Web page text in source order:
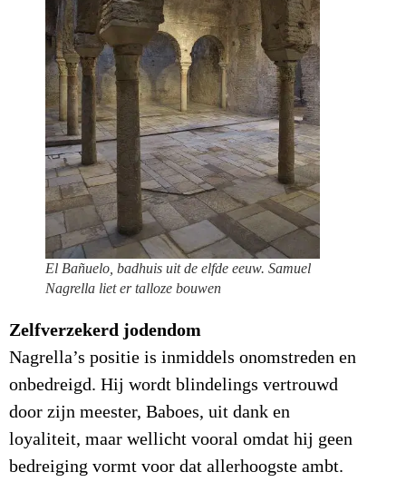
El Bañuelo, badhuis uit de elfde eeuw. Samuel
Nagrella liet er talloze bouwen
Zelfverzekerd jodendom
Nagrella’s positie is inmiddels onomstreden en
onbedreigd. Hij wordt blindelings vertrouwd
door zijn meester, Baboes, uit dank en
loyaliteit, maar wellicht vooral omdat hij geen
bedreiging vormt voor dat allerhoogste ambt.